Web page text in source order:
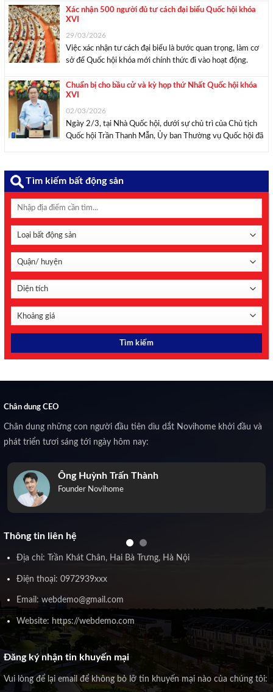
giai đoạn tới. Bà Phạm Thị Hồng Yến ...
Xác nhận 500 người đủ tư cách đại biểu Quốc hội khóa
XVI
29/03/2026
Việc xác nhận tư cách đại biểu là bước quan trọng, làm cơ
sở để Quốc hội khóa mới chính thức đi vào hoạt động.
Bầu cử quốc gia Trần Thanh Mẫn đã ký ban ...
Chuẩn bị cho bầu cử và kỳ họp thứ Nhất Quốc hội khóa
XVI
02/03/2026
Ngày 2/3, tại Nhà Quốc hội, dưới sự chủ trì của Chủ tịch
Quốc hội Trần Thanh Mẫn, Ủy ban Thường vụ Quốc hội đã
Tìm kiếm bất động sản
Chân dung CEO
Chân dung những con người đầu tiên dìu dắt Novihome khởi đầu và
phát triển tươi sáng tới ngày hôm nay:
Ông Huỳnh Trấn Thành
Founder Novihome
Thông tin liên hệ
Địa chỉ: Trần Khát Chân, Hai Bà Trưng, Hà Nội
Điện thoại: 0972939xxx
Email: webdemo@gmail.com
Website: https://webdemo.com
Đăng ký nhận tin khuyến mại
Vui lòng để lại email để không bỏ lỡ tin khuyến mại nào của chúng tôi: